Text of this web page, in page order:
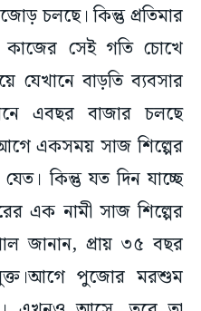
চলছে। কিন্তু প্রতিমার
কাজের সেই গতি চোখে
যেখানে বাড়তি ব্যবসার
এবছর বাজার চলছে
একসময় সাজ শিল্পের
কিন্তু যত দিন যাচ্ছে
এক নামী সাজ শিল্পের
জানান, প্রায় ৩৫ বছর
পুজোর মরশুম